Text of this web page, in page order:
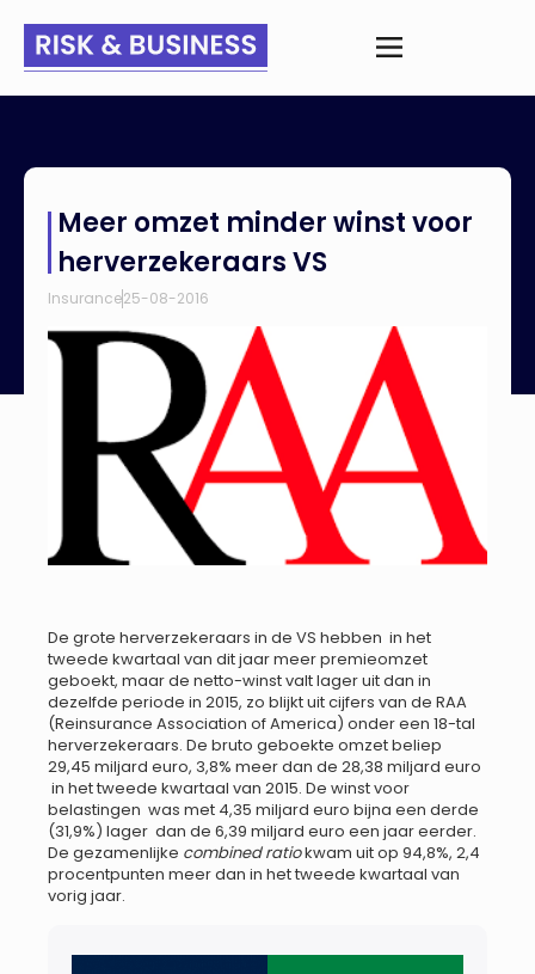
herverzekeraars VS
Meer omzet minder winst voor
herverzekeraars VS
Insurance25-08-2016
De grote herverzekeraars in de VS hebben in het
tweede kwartaal van dit jaar meer premieomzet
geboekt, maar de netto-winst valt lager uit dan in
dezelfde periode in 2015, zo blijkt uit cijfers van de RAA
(Reinsurance Association of America) onder een 18-tal
herverzekeraars. De bruto geboekte omzet beliep
29,45 miljard euro, 3,8% meer dan de 28,38 miljard euro
in het tweede kwartaal van 2015. De winst voor
belastingen was met 4,35 miljard euro bijna een derde
(31,9%) lager dan de 6,39 miljard euro een jaar eerder.
De gezamenlijke combined ratiokwam uit op 94,8%, 2,4
procentpunten meer dan in het tweede kwartaal van
vorig jaar.